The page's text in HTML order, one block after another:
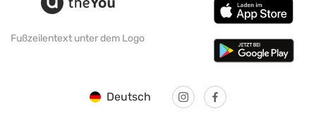
Fußzeilentext unter dem Logo
Deutsch